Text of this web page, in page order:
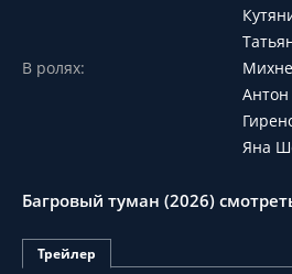
В ролях:
Антон
Яна
Багровый туман (2026)
Трейлер